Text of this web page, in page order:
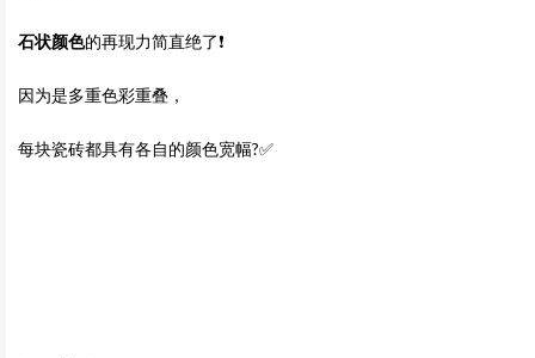
石状颜色的再现力简直绝了❗️
因为是多重色彩重叠，
每块瓷砖都具有各自的颜色宽幅?✅